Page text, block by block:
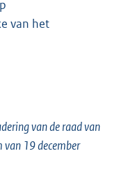
van het
van de raad van
van 19 december